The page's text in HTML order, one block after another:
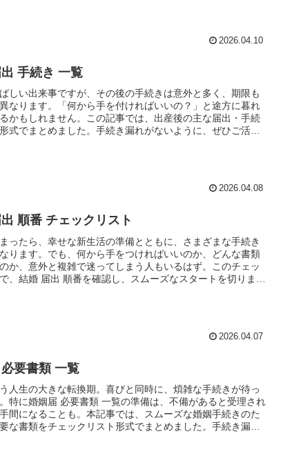
2026.04.10
手続き 一覧
しい出来事ですが、その後の手続きは意外と多く、期限も
なります。「何から手を付ければいいの？」と途方に暮れ
かもしれません。この記事では、出産後の主な届出・手続
式でまとめました。手続き漏れがないように、ぜひご活用
2026.04.08
順番 チェックリスト
ったら、幸せな新生活の準備とともに、さまざまな手続き
ります。でも、何から手をつければいいのか、どんな書類
か、意外と複雑で迷ってしまう人もいるはず。このチェッ
、結婚 届出 順番を確認し、スムーズなスタートを切りまし
2026.04.07
要書類 一覧
人生の大きな転換期。喜びと同時に、煩雑な手続きが待っ
特に婚姻届 必要書類 一覧の準備は、不備があると受理され
間になることも。本記事では、スムーズな婚姻手続きのた
な書類をチェックリスト形式でまとめました。手続き漏れ